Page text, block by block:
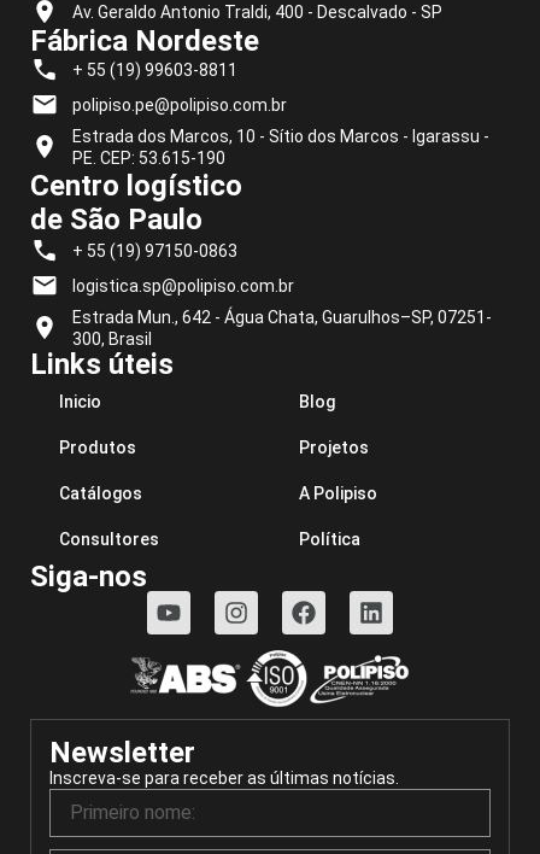
Av. Geraldo Antonio Traldi, 400 - Descalvado - SP
Fábrica Nordeste
+ 55 (19) 99603-8811
polipiso.pe@polipiso.com.br
Estrada dos Marcos, 10 - Sítio dos Marcos - Igarassu -
PE. CEP: 53.615-190
Centro logístico
de São Paulo
+ 55 (19) 97150-0863
logistica.sp@polipiso.com.br
Estrada Mun., 642 - Água Chata, Guarulhos–SP, 07251-
300, Brasil
Links úteis
Inicio
Produtos
Catálogos
Consultores
Blog
Projetos
A Polipiso
Política
Siga-nos
Newsletter
Inscreva-se para receber as últimas notícias.